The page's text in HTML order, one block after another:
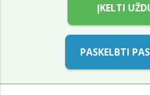
ĮKELTI
PASKELBTI